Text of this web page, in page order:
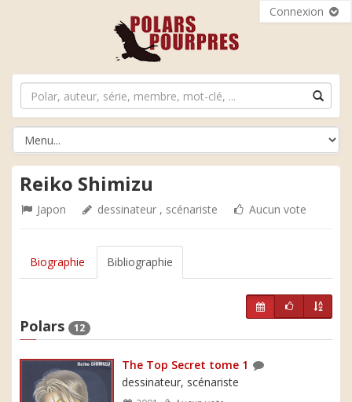
Connexion
Reiko Shimizu
Japon dessinateur , scénariste Aucun vote
Biographie Bibliographie
Polars 12
The Top Secret tome 1
dessinateur, scénariste